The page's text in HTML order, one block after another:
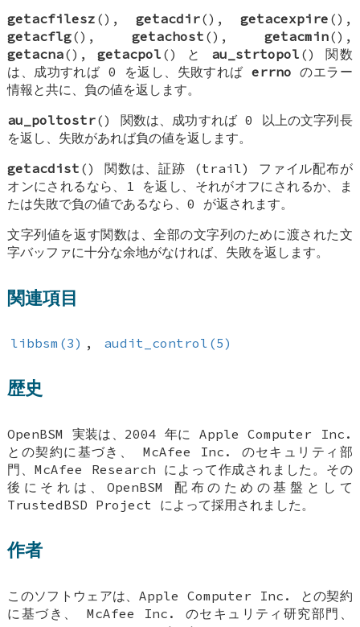
getacfilesz (), getacdir(), getacexpire (),
getacflg(), getachost (), getacmin(),
getacna(),getacpol () と au_strtopol () 関数
は、成功すれば 0 を返し、失敗すればerrno のエラー
情報と共に、負の値を返します。
au_poltostr() 関数は、成功すれば 0 以上の文字列長
を返し、失敗があれば負の値を返します。
getacdist () 関数は、証跡 (trail) ファイル配布が
オンにされるなら、1 を返し、それがオフにされるか、ま
たは失敗で負の値であるなら、0 が返されます。
文字列値を返す関数は、全部の文字列のために渡された文
字バッファに十分な余地がなければ、失敗を返します。
関連項目
libbsm(3) , audit_control(5)
歴史
OpenBSM 実装は、2004 年に Apple Computer Inc.
との契約に基づき、 McAfee Inc. のセキュリティ部
門、McAfee Research によって作成されました。その
後にそれは、OpenBSM 配布のための基盤として
TrustedBSD Project によって採用されました。
作者
このソフトウェアは、Apple Computer Inc. との契約
に基づき、 McAfee Inc. のセキュリティ研究部門、